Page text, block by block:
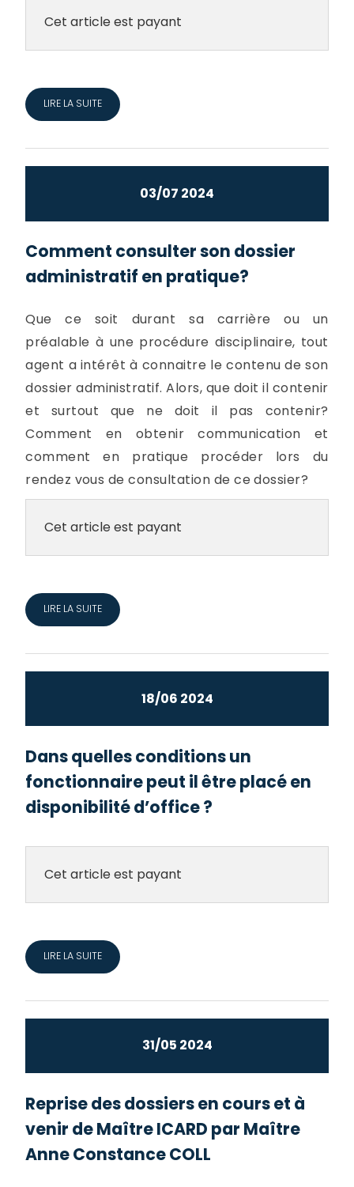
Cet article est payant
LIRE LA SUITE
03/07 2024
Comment consulter son dossier
administratif en pratique?
Que ce soit durant sa carrière ou un
préalable à une procédure disciplinaire, tout
agent a intérêt à connaitre le contenu de son
dossier administratif. Alors, que doit il contenir
et surtout que ne doit il pas contenir?
Comment en obtenir communication et
comment en pratique procéder lors du
rendez vous de consultation de ce dossier?
Cet article est payant
LIRE LA SUITE
18/06 2024
Dans quelles conditions un
fonctionnaire peut il être placé en
disponibilité d’office ?
Cet article est payant
LIRE LA SUITE
31/05 2024
Reprise des dossiers en cours et à
venir de Maître ICARD par Maître
Anne Constance COLL